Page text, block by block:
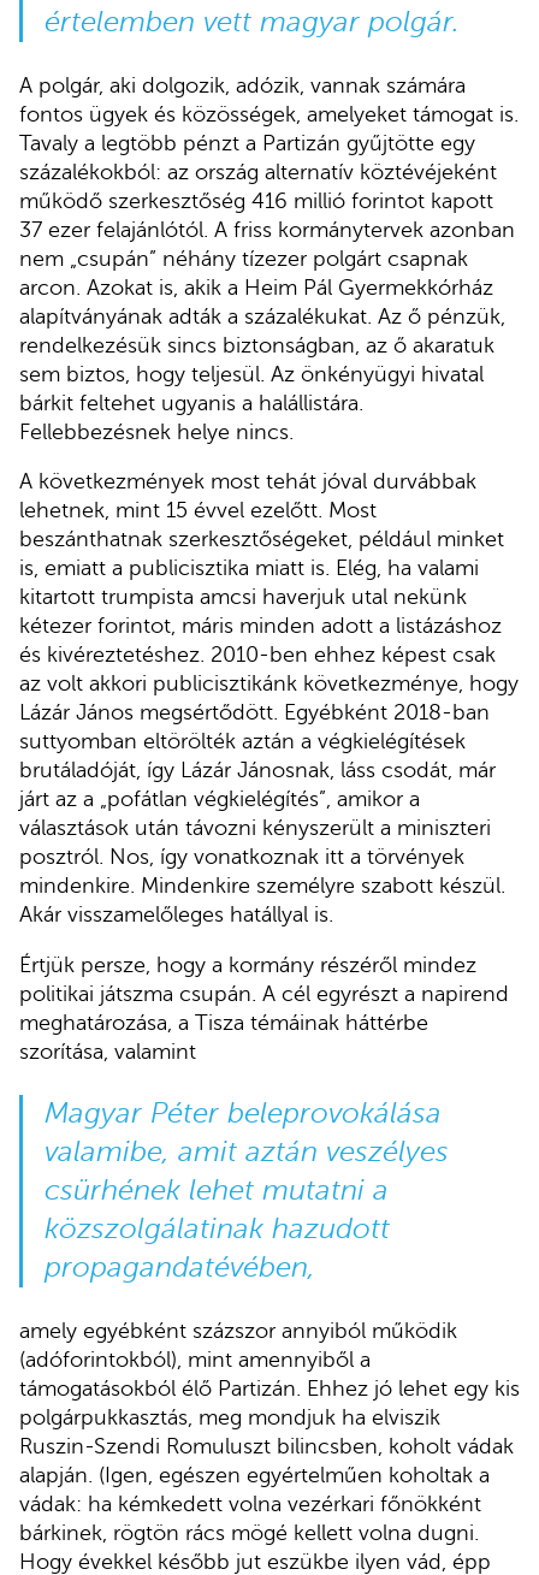
értelemben vett magyar polgár.
A polgár, aki dolgozik, adózik, vannak számára
fontos ügyek és közösségek, amelyeket támogat is.
Tavaly a legtöbb pénzt a Partizán gyűjtötte egy
százalékokból: az ország alternatív köztévéjeként
működő szerkesztőség 416 millió forintot kapott
37 ezer felajánlótól. A friss kormánytervek azonban
nem „csupán” néhány tízezer polgárt csapnak
arcon. Azokat is, akik a Heim Pál Gyermekkórház
alapítványának adták a százalékukat. Az ő pénzük,
rendelkezésük sincs biztonságban, az ő akaratuk
sem biztos, hogy teljesül. Az önkényügyi hivatal
bárkit feltehet ugyanis a halállistára.
Fellebbezésnek helye nincs.
A következmények most tehát jóval durvábbak
lehetnek, mint 15 évvel ezelőtt. Most
beszánthatnak szerkesztőségeket, például minket
is, emiatt a publicisztika miatt is. Elég, ha valami
kitartott trumpista amcsi haverjuk utal nekünk
kétezer forintot, máris minden adott a listázáshoz
és kivéreztetéshez. 2010-ben ehhez képest csak
az volt akkori publicisztikánk következménye, hogy
Lázár János megsértődött. Egyébként 2018-ban
suttyomban eltörölték aztán a végkielégítések
brutáladóját, így Lázár Jánosnak, láss csodát, már
járt az a „pofátlan végkielégítés”, amikor a
választások után távozni kényszerült a miniszteri
posztról. Nos, így vonatkoznak itt a törvények
mindenkire. Mindenkire személyre szabott készül.
Akár visszamelőleges hatállyal is.
Értjük persze, hogy a kormány részéről mindez
politikai játszma csupán. A cél egyrészt a napirend
meghatározása, a Tisza témáinak háttérbe
szorítása, valamint
Magyar Péter beleprovokálása
valamibe, amit aztán veszélyes
csürhének lehet mutatni a
közszolgálatinak hazudott
propagandatévében,
amely egyébként százszor annyiból működik
(adóforintokból), mint amennyiből a
támogatásokból élő Partizán. Ehhez jó lehet egy kis
polgárpukkasztás, meg mondjuk ha elviszik
Ruszin-Szendi Romuluszt bilincsben, koholt vádak
alapján. (Igen, egészen egyértelműen koholtak a
vádak: ha kémkedett volna vezérkari főnökként
bárkinek, rögtön rács mögé kellett volna dugni.
Hogy évekkel később jut eszükbe ilyen vád, épp